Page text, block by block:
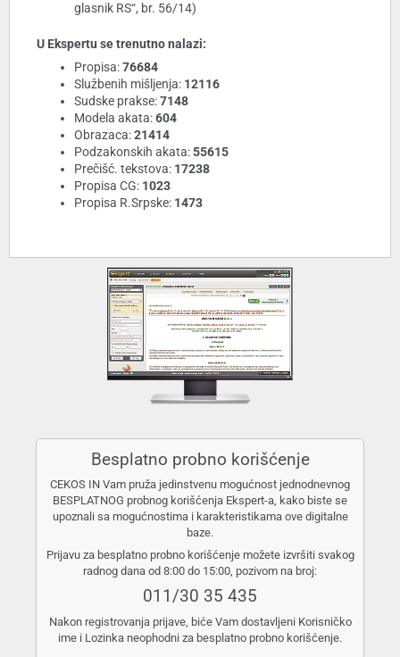
glasnik RS“, br. 56/14)
U Ekspertu se trenutno nalazi:
Propisa:76684
Službenih mišljenja: 12116
Sudske prakse:7148
Modela akata:604
Obrazaca:21414
Podzakonskih akata:55615
Prečišć. tekstova: 17238
Propisa CG: 1023
Propisa R.Srpske: 1473
Besplatno probno korišćenje
CEKOS IN Vam pruža jedinstvenu mogućnost jednodnevnog
BESPLATNOG probnog korišćenja Ekspert-a, kako biste se
upoznali sa mogućnostima i karakteristikama ove digitalne
baze.
Prijavu za besplatno probno korišćenje možete izvršiti svakog
radnog dana od 8:00 do 15:00, pozivom na broj:
011/30 35 435
Nakon registrovanja prijave, biće Vam dostavljeni Korisničko
ime i Lozinka neophodni za besplatno probno korišćenje.